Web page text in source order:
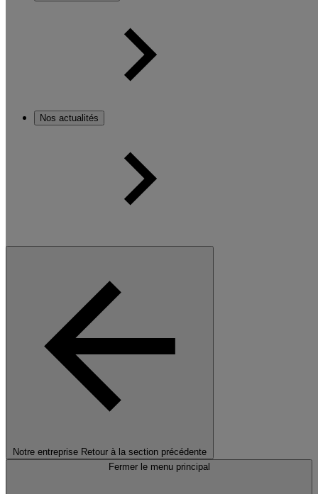
Nos actualités
Notre entreprise Retour à la section précédente
Fermer le menu principal